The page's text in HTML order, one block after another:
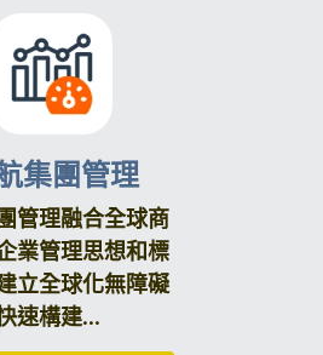
集團管理
管理融合全球商
業管理思想和標
立全球化無障礙
速構建...